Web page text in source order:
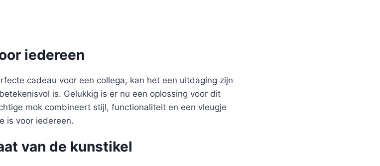
iedereen
cadeau voor een collega, kan het een uitdaging zijn
is. Gelukkig is er nu een oplossing voor dit
mok combineert stijl, functionaliteit en een vleugje
is voor iedereen.
van de kunstikel